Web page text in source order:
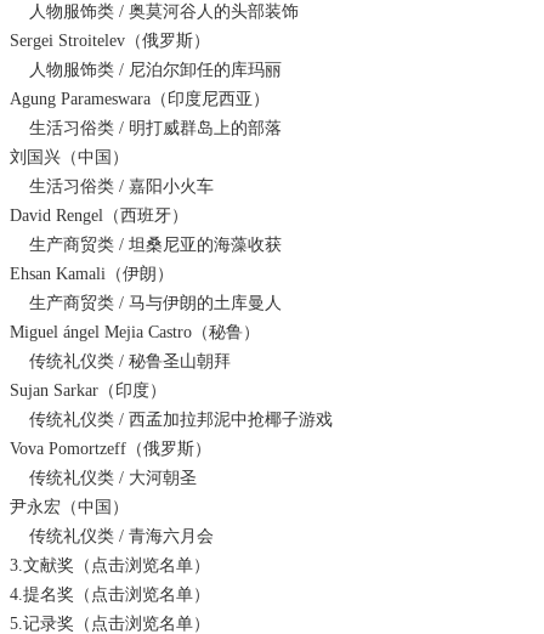
人物服饰类 / 奥莫河谷人的头部装饰
Sergei Stroitelev（俄罗斯）
人物服饰类 / 尼泊尔卸任的库玛丽
Agung Parameswara（印度尼西亚）
生活习俗类 / 明打威群岛上的部落
刘国兴（中国）
生活习俗类 / 嘉阳小火车
David Rengel（西班牙）
生产商贸类 / 坦桑尼亚的海藻收获
Ehsan Kamali（伊朗）
生产商贸类 / 马与伊朗的土库曼人
Miguel ángel Mejia Castro（秘鲁）
传统礼仪类 / 秘鲁圣山朝拜
Sujan Sarkar（印度）
传统礼仪类 / 西孟加拉邦泥中抢椰子游戏
Vova Pomortzeff（俄罗斯）
传统礼仪类 / 大河朝圣
尹永宏（中国）
传统礼仪类 / 青海六月会
3.文献奖（ 点击浏览名单）
4.提名奖（ 点击浏览名单）
5.记录奖（ 点击浏览名单）